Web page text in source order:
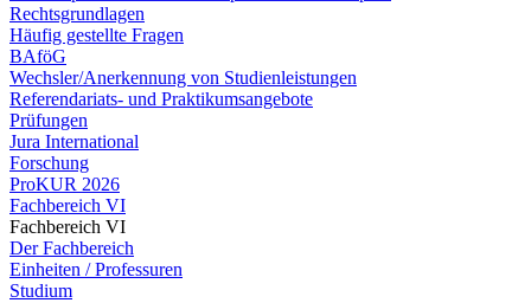
Rechtsgrundlagen
Häufig gestellte Fragen
BAföG
Wechsler/Anerkennung von Studienleistungen
Referendariats- und Praktikumsangebote
Prüfungen
Jura International
Forschung
ProKUR 2026
Fachbereich VI
Fachbereich VI
Der Fachbereich
Einheiten / Professuren
Studium